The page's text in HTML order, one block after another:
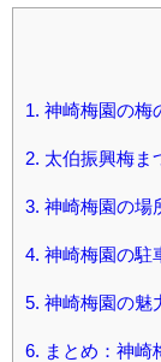
1. 神崎梅園の梅
2. 太伯振興梅ま
3. 神崎梅園の場
4. 神崎梅園の駐
5. 神崎梅園の魅
6. まとめ：神崎